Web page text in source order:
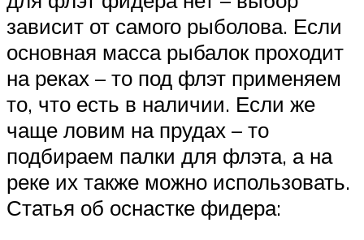
зависит от самого рыболова. Если
основная масса рыбалок проходит
на реках – то под флэт применяем
то, что есть в наличии. Если же
чаще ловим на прудах – то
подбираем палки для флэта, а на
реке их также можно использовать.
Статья об оснастке фидера: